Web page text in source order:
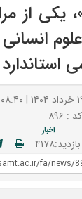
یکی از
استاندارد
کد : ۸۹۶
اخبار